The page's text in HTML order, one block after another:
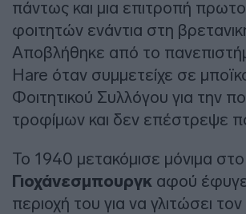
πάντως και μια επιτροπή
φοιτητών ενάντια στη
Αποβλήθηκε από το
Hare όταν συμμετείχε σε
Φοιτητικού Συλλόγου για την
τροφίμων και δεν επέστρεψε
Το 1940 μετακόμισε μόνιμα στο
Γιοχάνεσμπουργκ αφού
περιοχή του για να γλιτώσει τον